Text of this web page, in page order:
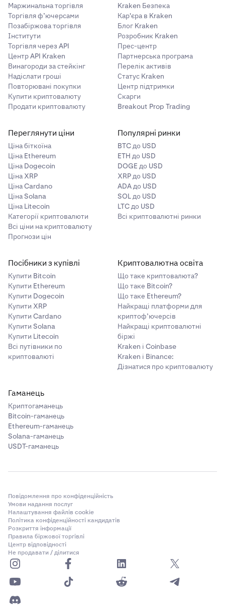
Маржинальна торгівля
Торгівля ф’ючерсами
Позабіржова торгівля
Інститути
Торгівля через API
Центр API Kraken
Винагороди за стейкінг
Надіслати гроші
Повторювані покупки
Купити криптовалюту
Продати криптовалюту
Kraken Безпека
Кар'єра в Kraken
Блог Kraken
Розробник Kraken
Прес-центр
Партнерська програма
Перелік активів
Статус Kraken
Центр підтримки
Скарги
Breakout Prop Trading
Переглянути ціни
Ціна біткоїна
Ціна Ethereum
Ціна Dogecoin
Ціна XRP
Ціна Cardano
Ціна Solana
Ціна Litecoin
Категорії криптовалюти
Всі ціни на криптовалюту
Прогнози цін
Популярні ринки
BTC до USD
ETH до USD
DOGE до USD
XRP до USD
ADA до USD
SOL до USD
LTC до USD
Всі криптовалютні ринки
Посібники з купівлі
Купити Bitcoin
Купити Ethereum
Купити Dogecoin
Купити XRP
Купити Cardano
Купити Solana
Купити Litecoin
Всі путівники по
криптовалюті
Криптовалютна освіта
Що таке криптовалюта?
Що таке Bitcoin?
Що таке Ethereum?
Найкращі платформи для
криптоф’ючерсів
Найкращі криптовалютні
біржі
Kraken і Coinbase
Kraken і Binance:
Дізнатися про криптовалюту
Гаманець
Криптогаманець
Bitcoin-гаманець
Ethereum-гаманець
Solana-гаманець
USDT-гаманець
Повідомлення про конфіденційність
Умови надання послуг
Налаштування файлів cookie
Політика конфіденційності кандидатів
Розкриття інформації
Правила біржової торгівлі
Центр відповідності
Не продавати / ділитися